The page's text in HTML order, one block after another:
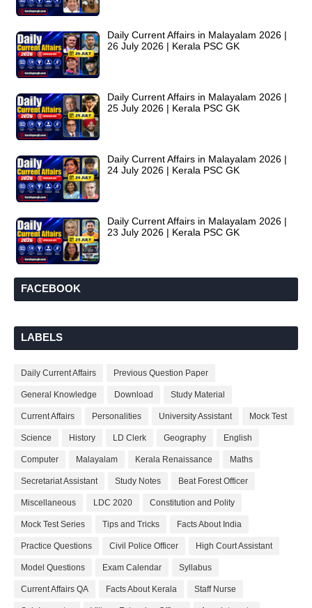
Daily Current Affairs in Malayalam 2026 |
26 July 2026 | Kerala PSC GK
Daily Current Affairs in Malayalam 2026 |
25 July 2026 | Kerala PSC GK
Daily Current Affairs in Malayalam 2026 |
24 July 2026 | Kerala PSC GK
Daily Current Affairs in Malayalam 2026 |
23 July 2026 | Kerala PSC GK
FACEBOOK
LABELS
Daily Current Affairs Previous Question Paper
General Knowledge Download Study Material
Current Affairs Personalities University Assistant Mock Test
Science History LD Clerk Geography English
Computer Malayalam Kerala Renaissance Maths
Secretariat Assistant Study Notes Beat Forest Officer
Miscellaneous LDC 2020 Constitution and Polity
Mock Test Series Tips and Tricks Facts About India
Practice Questions Civil Police Officer High Court Assistant
Model Questions Exam Calendar Syllabus
Current Affairs QA Facts About Kerala Staff Nurse